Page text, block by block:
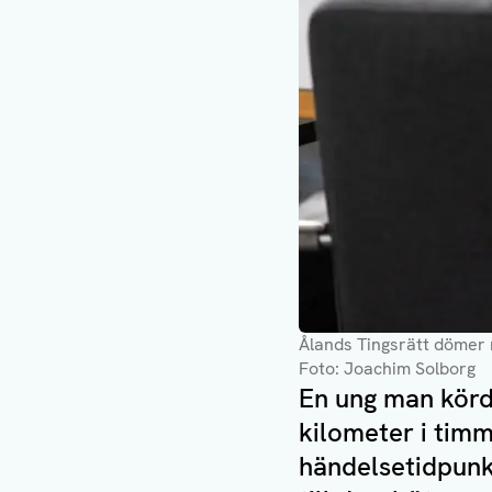
Ålands Tingsrätt
Foto: Joachim Solborg
En ung man
kilometer i